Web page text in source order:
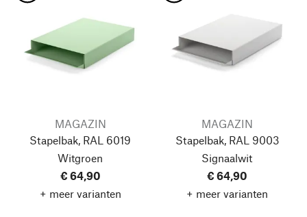
MAGAZIN
Stapelbak, RAL 6019
Witgroen
€ 64,90
+ meer varianten
MAGAZIN
Stapelbak, RAL 9003
Signaalwit
€ 64,90
+ meer varianten